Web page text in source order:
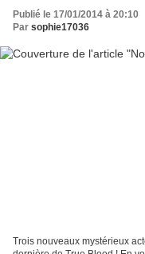
Publié le 17/01/2014 à 20:10
Par sophie17036
Trois nouveaux mystérieux